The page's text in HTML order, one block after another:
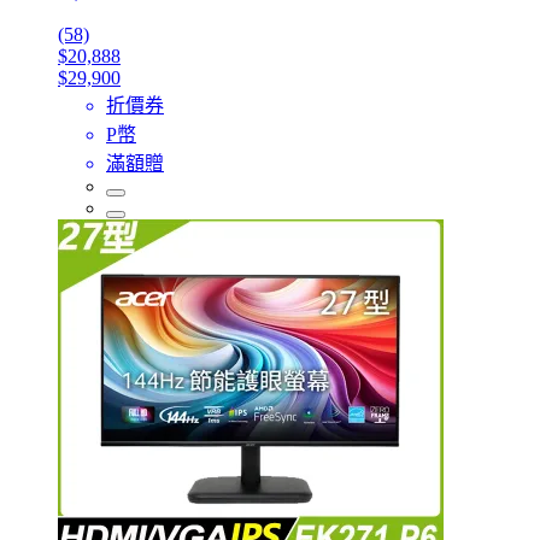
(58)
$20,888
$29,900
折價券
P幣
滿額贈